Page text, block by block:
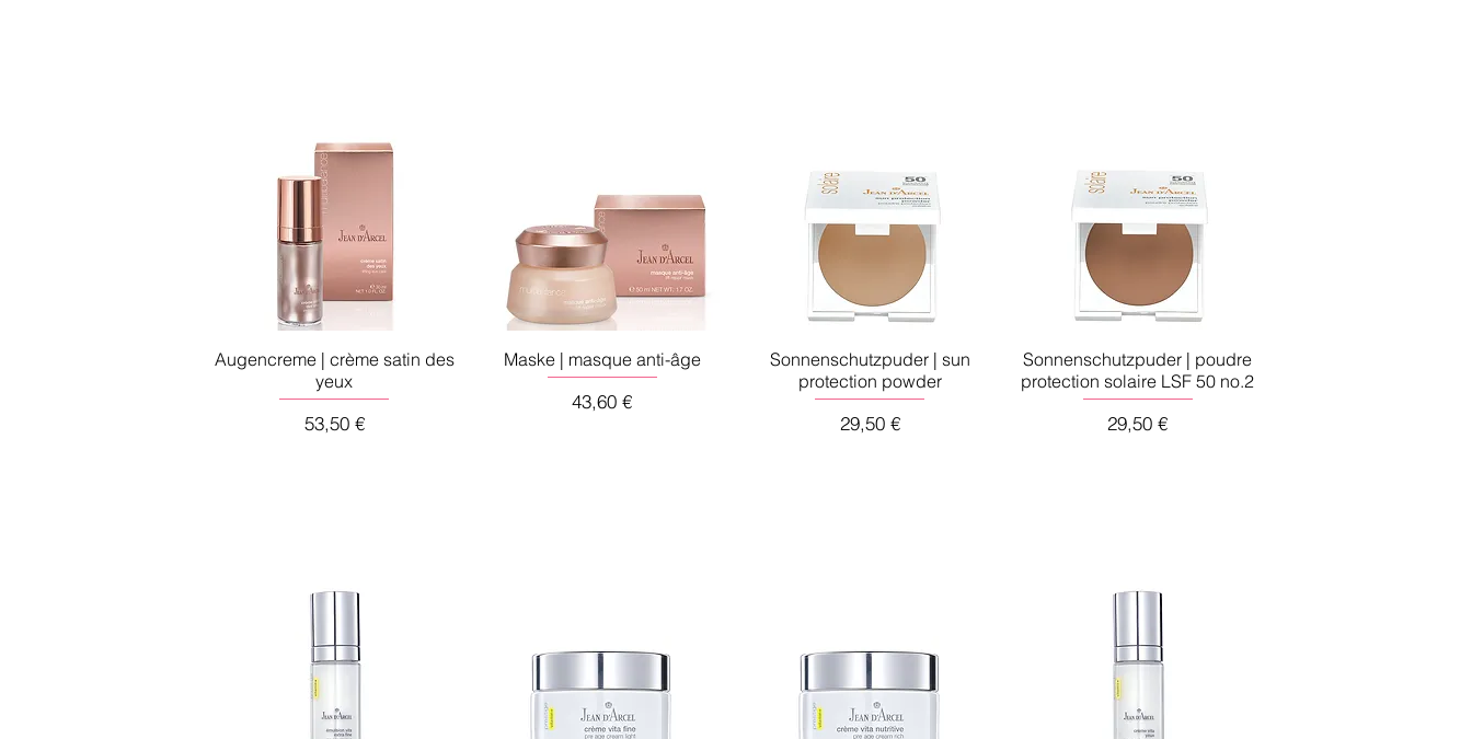
Augencreme | crème satin des
yeux
Preis
53,50 €
Maske | masque anti-âge
Preis
43,60 €
Sonnenschutzpuder | sun
protection powder
Preis
29,50 €
Sonnenschutzpuder | poudre
protection solaire LSF 50 no.2
Preis
29,50 €